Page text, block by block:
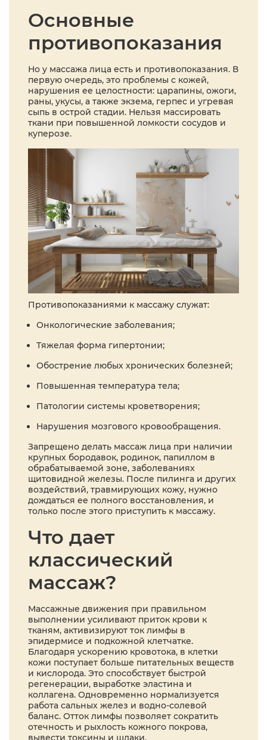
Основные
противопоказания
Но у массажа лица есть и противопоказания. В
первую очередь, это проблемы с кожей,
нарушения ее целостности: царапины, ожоги,
раны, укусы, а также экзема, герпес и угревая
сыпь в острой стадии. Нельзя массировать
ткани при повышенной ломкости сосудов и
куперозе.
Противопоказаниями к массажу служат:
Онкологические заболевания;
Тяжелая форма гипертонии;
Обострение любых хронических болезней;
Повышенная температура тела;
Патологии системы кроветворения;
Нарушения мозгового кровообращения.
Запрещено делать массаж лица при наличии
крупных бородавок, родинок, папиллом в
обрабатываемой зоне, заболеваниях
щитовидной железы. После пилинга и других
воздействий, травмирующих кожу, нужно
дождаться ее полного восстановления, и
только после этого приступить к массажу.
Что дает
классический
массаж?
Массажные движения при правильном
выполнении усиливают приток крови к
тканям, активизируют ток лимфы в
эпидермисе и подкожной клетчатке.
Благодаря ускорению кровотока, в клетки
кожи поступает больше питательных веществ
и кислорода. Это способствует быстрой
регенерации, выработке эластина и
коллагена. Одновременно нормализуется
работа сальных желез и водно-солевой
баланс. Отток лимфы позволяет сократить
отечность и рыхлость кожного покрова,
вывести токсины и шлаки.